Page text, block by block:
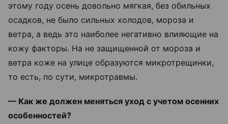
этому году осень довольно мягкая, без обильных
осадков, не было сильных холодов, мороза и
ветра, а ведь это наиболее негативно влияющие на
кожу факторы. На не защищенной от мороза и
ветра коже на улице образуются микротрещинки,
то есть, по сути, микротравмы.
— Как же должен меняться уход с учетом осенних
особенностей?